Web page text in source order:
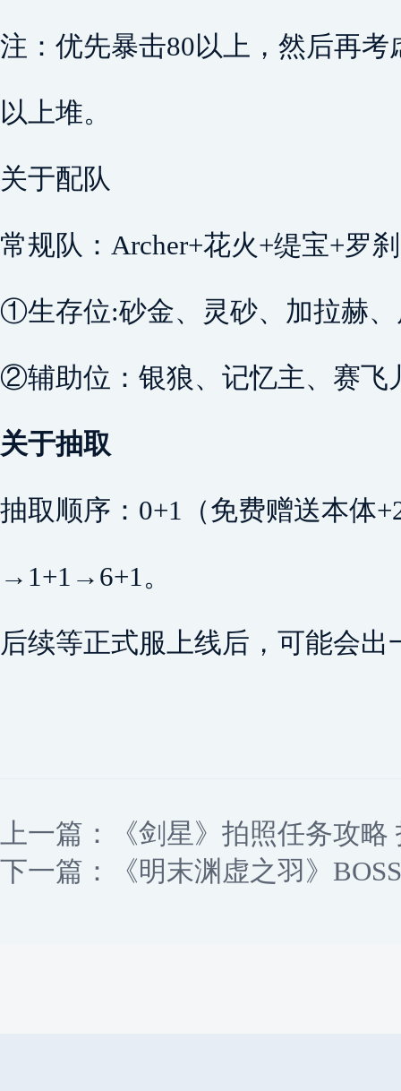
注：优先暴击80以上，然后再考
以上堆。
关于配队
常规队：Archer+花火+缇宝+罗
①生存位:砂金、灵砂、加拉赫
②辅助位：银狼、记忆主、赛飞
关于抽取
抽取顺序：0+1（免费赠送本体
→1+1→6+1。
后续等正式服上线后，可能会出
上一篇：
《剑星》拍照任务攻
下一篇：
《明末渊虚之羽》